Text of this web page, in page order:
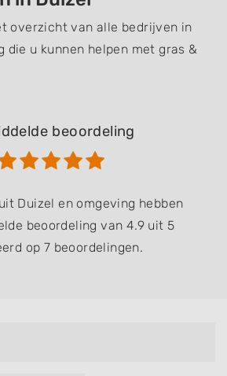
overzicht van alle bedrijven in
die u kunnen helpen met gras &
beoordeling
Duizel en omgeving hebben
beoordeling van 4.9 uit 5
op 7 beoordelingen.